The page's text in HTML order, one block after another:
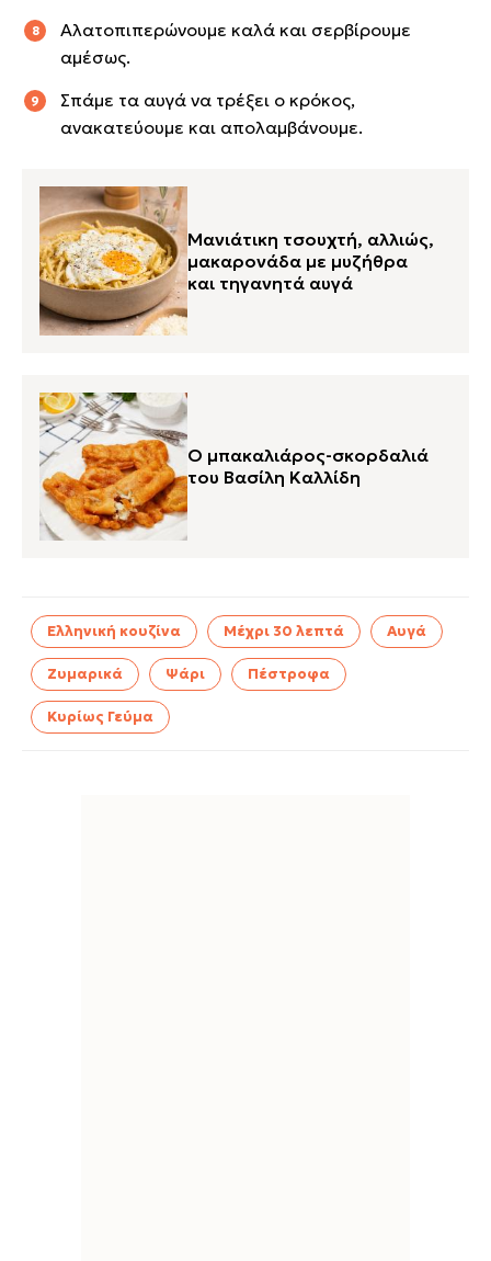
Αλατοπιπερώνουμε καλά και σερβίρουμε
αμέσως.
Σπάμε τα αυγά να τρέξει ο κρόκος,
ανακατεύουμε και απολαμβάνουμε.
Μανιάτικη τσουχτή, αλλιώς,
μακαρονάδα με μυζήθρα
και τηγανητά αυγά
O μπακαλιάρος-σκορδαλιά
του Βασίλη Καλλίδη
Ελληνική κουζίνα Μέχρι 30 λεπτά Αυγά
Ζυμαρικά Ψάρι Πέστροφα
Κυρίως Γεύμα